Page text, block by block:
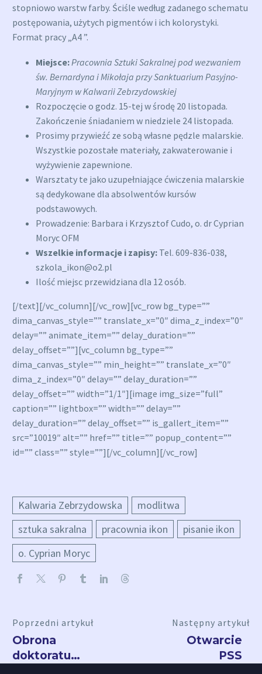
stopniowo warstw farby. Ściśle według zadanego schematu
postępowania, użytych pigmentów i ich kolorystyki.
Format pracy „A4 ”.
Miejsce:Pracownia Sztuki Sakralnej pod wezwaniem
św. Bernardyna i Mikołaja przy Sanktuarium Pasyjno-
Maryjnym w Kalwarii Zebrzydowskiej
Rozpoczęcie o godz. 15-tej w środę 20 listopada.
Zakończenie śniadaniem w niedziele 24 listopada.
Prosimy przywieźć ze sobą własne pędzle malarskie.
Wszystkie pozostałe materiały, zakwaterowanie i
wyżywienie zapewnione.
Warsztaty te jako uzupełniające ćwiczenia malarskie
są dedykowane dla absolwentów kursów
podstawowych.
Prowadzenie: Barbara i Krzysztof Cudo, o. dr Cyprian
Moryc OFM
Wszelkie informacje i zapisy: Tel. 609-836-038,
szkola_ikon@o2.pl
Ilość miejsc przewidziana dla 12 osób.
[/text][/vc_column][/vc_row][vc_row bg_type=””
dima_canvas_style=”” translate_x=”0″ dima_z_index=”0″
delay=”” animate_item=”” delay_duration=””
delay_offset=””][vc_column bg_type=””
dima_canvas_style=”” min_height=”” translate_x=”0″
dima_z_index=”0″ delay=”” delay_duration=””
delay_offset=”” width=”1/1″][image img_size=”full”
caption=”” lightbox=”” width=”” delay=””
delay_duration=”” delay_offset=”” is_gallert_item=””
src=”10019″ alt=”” href=”” title=”” popup_content=””
id=”” class=”” style=””][/vc_column][/vc_row]
Kalwaria Zebrzydowska
modlitwa
sztuka sakralna
pracownia ikon
pisanie ikon
o. Cyprian Moryc
Poprzedni artykuł
Obrona
doktoratu
Następny artykuł
Otwarcie
PSS